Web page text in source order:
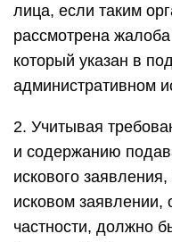
лица, если таким
рассмотрена
который указан в
административном
2. Учитывая
и содержанию
искового
исковом заявлении,
частности, должно